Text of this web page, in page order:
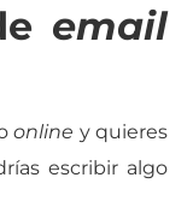
email
online y quieres
escribir algo